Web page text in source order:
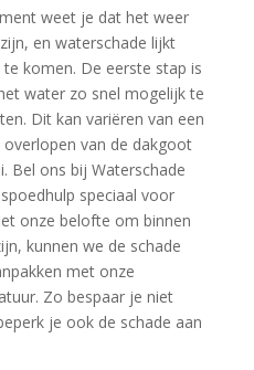
weet je dat het weer
en waterschade lijkt
komen.​ De eerste stap is
water zo snel mogelijk te
Dit kan variëren van een
van de dakgoot
Bel ons bij Waterschade
speciaal voor
onze belofte om binnen
kunnen we de schade
met onze
Zo bespaar je niet
je ook de schade aan